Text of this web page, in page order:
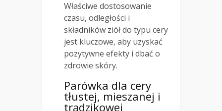
Właściwe dostosowanie
czasu, odległości i
składników ziół do typu cery
jest kluczowe, aby uzyskać
pozytywne efekty i dbać o
zdrowie skóry.
Parówka dla cery
tłustej, mieszanej i
trądzikowej